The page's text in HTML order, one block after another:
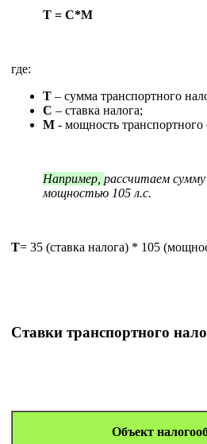
Т = С*М
где:
Т – сумма транспортного
С – ставка налога;
М - мощность транспортного
Например, рассчитаем
мощностью 105 л.с.
Т= 35 (ставка налога) * 105
Ставки транспортного
Объект